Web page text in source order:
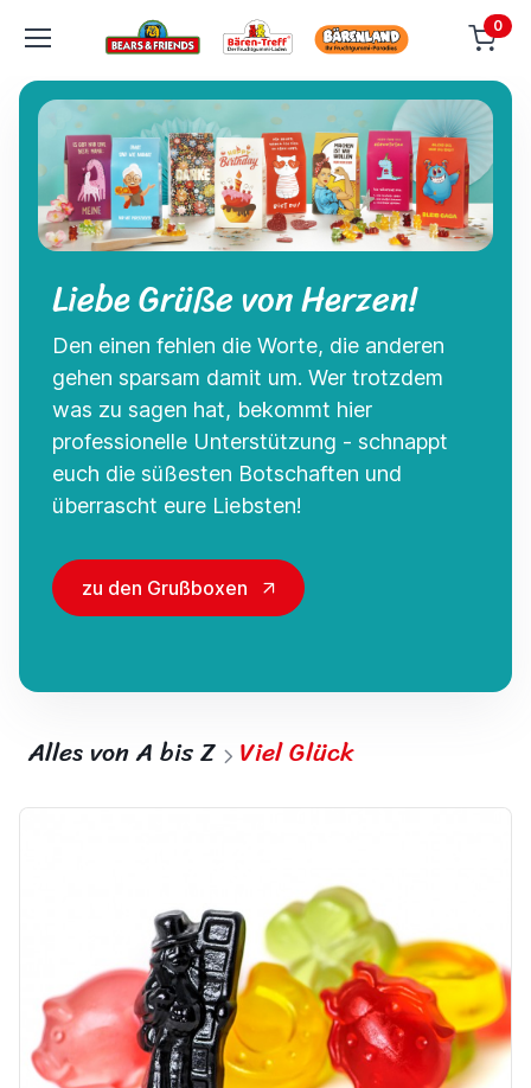
0
Liebe Grüße von Herzen!
Den einen fehlen die Worte, die anderen
gehen sparsam damit um. Wer trotzdem
was zu sagen hat, bekommt hier
professionelle Unterstützung - schnappt
euch die süßesten Botschaften und
überrascht eure Liebsten!
zu den Grußboxen
Alles von A bis Z Viel Glück